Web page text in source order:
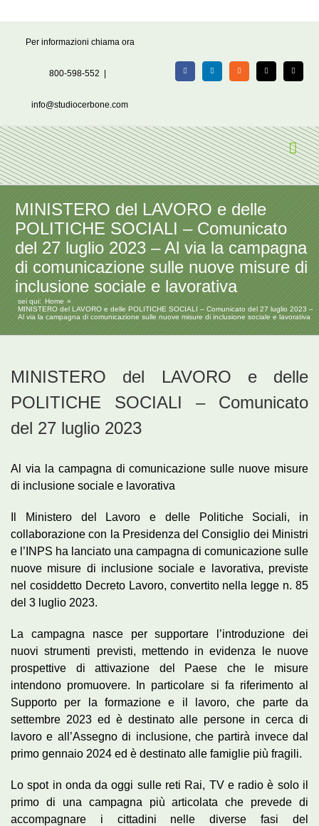
Per informazioni chiama ora
800-598-552
info@studiocerbone.com
FacebookLinkedIn Rss X Email
MINISTERO del LAVORO e delle
POLITICHE SOCIALI – Comunicato
del 27 luglio 2023 – Al via la campagna
di comunicazione sulle nuove misure di
inclusione sociale e lavorativa
sei qui:
Home
MINISTERO del LAVORO e delle POLITICHE SOCIALI – Comunicato del 27 luglio 2023 –
Al via la campagna di comunicazione sulle nuove misure di inclusione sociale e lavorativa
MINISTERO del LAVORO e delle
POLITICHE SOCIALI – Comunicato
del 27 luglio 2023
Al via la campagna di comunicazione sulle nuove misure
di inclusione sociale e lavorativa
Il Ministero del Lavoro e delle Politiche Sociali, in
collaborazione con la Presidenza del Consiglio dei Ministri
e l’INPS ha lanciato una campagna di comunicazione sulle
nuove misure di inclusione sociale e lavorativa, previste
nel cosiddetto Decreto Lavoro, convertito nella legge n. 85
del 3 luglio 2023.
La campagna nasce per supportare l’introduzione dei
nuovi strumenti previsti, mettendo in evidenza le nuove
prospettive di attivazione del Paese che le misure
intendono promuovere. In particolare si fa riferimento al
Supporto per la formazione e il lavoro, che parte da
settembre 2023 ed è destinato alle persone in cerca di
lavoro e all’Assegno di inclusione, che partirà invece dal
primo gennaio 2024 ed è destinato alle famiglie più fragili.
Lo spot in onda da oggi sulle reti Rai, TV e radio è solo il
primo di una campagna più articolata che prevede di
accompagnare i cittadini nelle diverse fasi del